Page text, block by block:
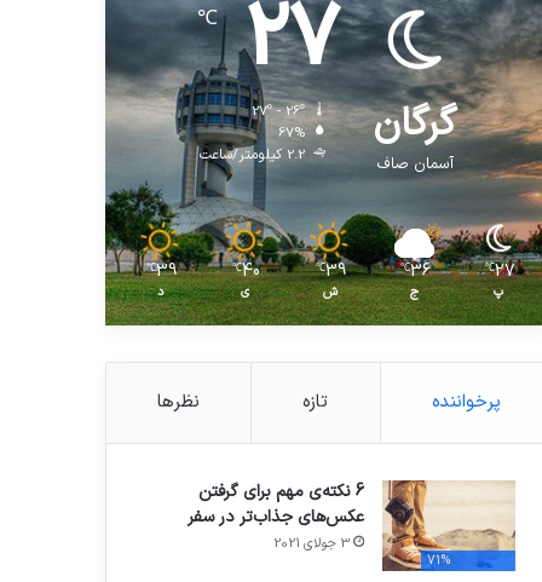
گرگان
آسمان صاف
27
℃
27º - 26º
67%
2.2 کیلومتر/ساعت
27
℃
پ
36
℃
ج
39
℃
ش
40
℃
ی
39
℃
د
پرخواننده تازه نظرها
71%
6 نکته‌ی مهم برای گرفتن
عکس‌های جذاب‌تر در سفر
3 جولای 2021